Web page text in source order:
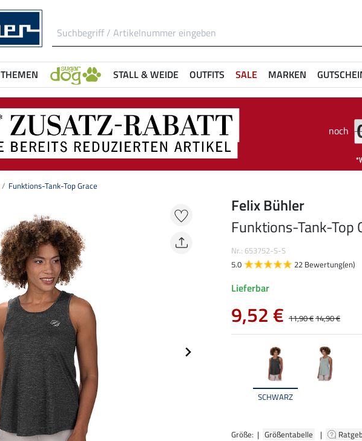
THEMEN STALL & WEIDE OUTFITS SALE MARKEN
noch
Funktions-Tank-Top Grace
SCHWARZ
Größe: | Größentabelle |
Felix Bühler
Funktions-Tank-Top
Nr.: 653752-S-S
5.0
22 Bewertung(en)
Lieferbar
9,52 € 11,90 €14,90 €